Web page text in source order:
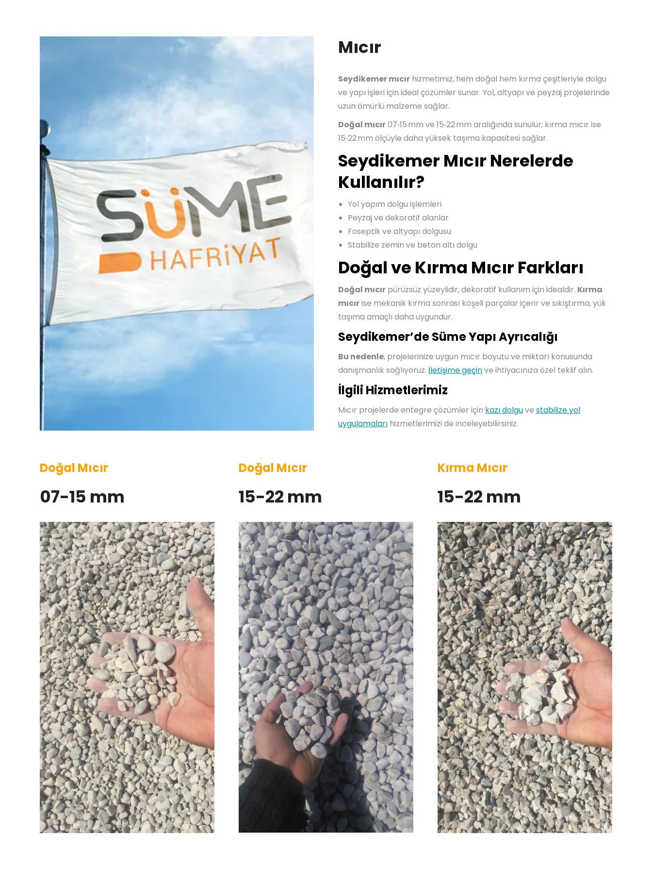
Mıcır
Seydikemer mıcır hizmetimiz, hem doğal hem kırma çeşitleriyle dolgu
ve yapı işleri için ideal çözümler sunar. Yol, altyapı ve peyzaj projelerinde
uzun ömürlü malzeme sağlar.
Doğal mıcır07‑15 mm ve 15‑22 mm aralığında sunulur; kırma mıcır ise
15‑22 mm ölçüyle daha yüksek taşıma kapasitesi sağlar.
Seydikemer Mıcır Nerelerde
Kullanılır?
Yol yapım dolgu işlemleri
Peyzaj ve dekoratif alanlar
Foseptik ve altyapı dolgusu
Stabilize zemin ve beton altı dolgu
Doğal ve Kırma Mıcır Farkları
Doğal mıcır pürüzsüz yüzeylidir, dekoratif kullanım için idealdir. Kırma
mıcırise mekanik kırma sonrası köşeli parçalar içerir ve sıkıştırma, yük
taşıma amaçlı daha uygundur.
Seydikemer’de Süme Yapı Ayrıcalığı
Bu nedenle, projelerinize uygun mıcır boyutu ve miktarı konusunda
danışmanlık sağlıyoruz. İletişime geçinve ihtiyacınıza özel teklif alın.
İlgili Hizmetlerimiz
Mıcır projelerde entegre çözümler için kazı dolguve stabilize yol
uygulamaları hizmetlerimizi de inceleyebilirsiniz.
Doğal Mıcır
07-15 mm
Doğal Mıcır
15-22 mm
Kırma Mıcır
15-22 mm